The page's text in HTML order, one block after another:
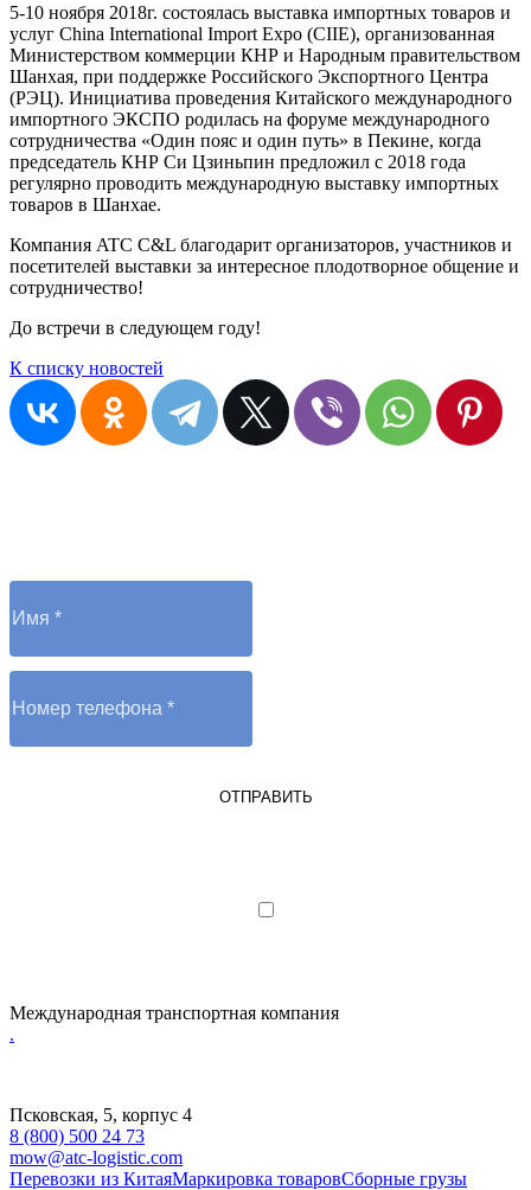
5-10 ноября 2018г. состоялась выставка импортных товаров и
услуг China International Import Expo (CIIE), организованная
Министерством коммерции КНР и Народным правительством
Шанхая, при поддержке Российского Экспортного Центра
(РЭЦ). Инициатива проведения Китайского международного
импортного ЭКСПО родилась на форуме международного
сотрудничества «Один пояс и один путь» в Пекине, когда
председатель КНР Си Цзиньпин предложил с 2018 года
регулярно проводить международную выставку импортных
товаров в Шанхае.
Компания ATC C&L благодарит организаторов, участников и
посетителей выставки за интересное плодотворное общение и
сотрудничество!
До встречи в следующем году!
К списку новостей
ОТПРАВИТЬ
Международная транспортная компания
.
Псковская, 5, корпус 4
8 (800) 500 24 73
mow@atc-logistic.com
Перевозки из КитаяМаркировка товаровСборные грузы